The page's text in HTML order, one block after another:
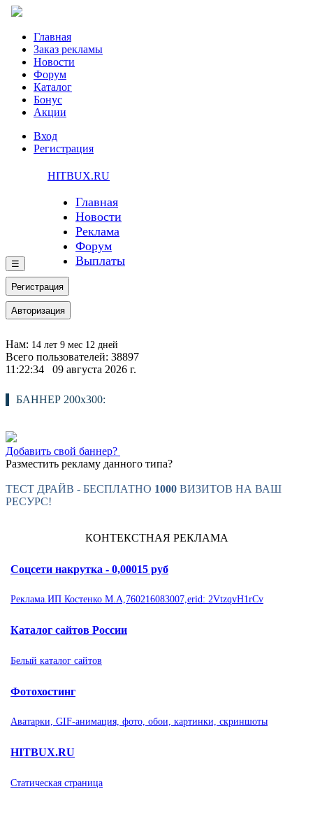
Главная
Заказ рекламы
Новости
Форум
Каталог
Бонус
Акции
Вход
Регистрация
HITBUX.RU
Главная
Новости
Реклама
Форум
Выплаты
☰
Регистрация
Авторизация
Нам: 14 лет 9 мес 12 дней
Всего пользователей: 38897
11:22:34 09 августа 2026 г.
БАННЕР 200х300:
Добавить свой баннер?
Разместить рекламу данного типа?
ТЕСТ ДРАЙВ - БЕСПЛАТНО 1000 ВИЗИТОВ НА ВАШ
РЕСУРС!
КОНТЕКСТНАЯ РЕКЛАМА
Соцсети накрутка - 0,00015 руб
Реклама.ИП Костенко М.А,760216083007,erid: 2VtzqvH1rCv
Каталог сайтов России
Белый каталог сайтов
Фотохостинг
Аватарки, GIF-анимация, фото, обои, картинки, скриншоты
HITBUX.RU
Статическая страница